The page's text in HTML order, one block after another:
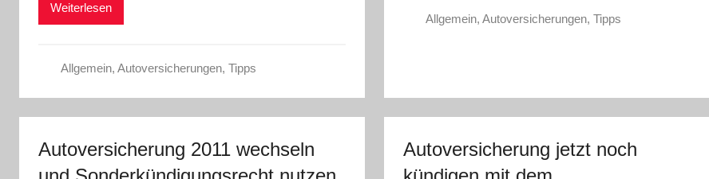
Weiterlesen
Allgemein, Autoversicherungen, Tipps
Allgemein, Autoversicherungen, Tipps
Autoversicherung 2011 wechseln
Autoversicherung jetzt noch